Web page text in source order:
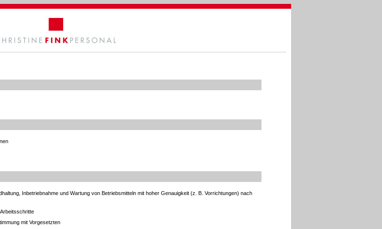
Inbetriebnahme und Wartung von Betriebsmitteln mit hoher Genauigkeit (z. B. Vorrichtungen) nach
mit Vorgesetzten